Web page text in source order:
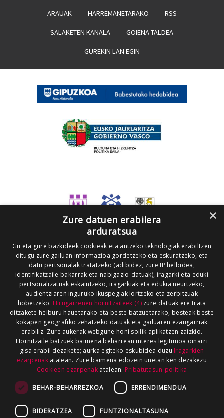
ARAUAK HARREMANETARAKO RSS
SALAKETEN KANALA GOIENA TALDEA
GUREKIN LAN EGIN
×
Zure datuen erabilera
arduratsua
Gu eta gure bazkideek cookieak eta antzeko teknologiak erabiltzen
ditugu zure gailuan informazioa gordetzeko eta eskuratzeko, eta
datu pertsonalak tratatzeko (adibidez, zure IP helbidea,
identifikatzaile bakarrak eta nabigazio-datuak), iragarki eta eduki
pertsonalizatuak eskaintzeko, iragarkiak eta edukia neurtzeko,
audientziaren inguruko ikuspegiak lortzeko eta zerbitzuak
hobetzeko. Hirugarrenen hornitzaileek (4)zure datuak ere trata
ditzakete helburu hauetarako eta beste batzuetarako, besteak beste
kokapen geografiko zehatzeko datuak eta gailuaren ezaugarriak
erabiliz. Zure aukerak webgune honi soilik aplikatzen zaizkio.
Hornitzaile batzuek baimena beharrean interes legitimoa oinarri
gisa erabil dezakete; aurka egiteko eskubidea duzu Iragarkien
ezarpenakatalean. Zure baimena edozein unetan ken dezakezu
Cookieen ezarpenak atalean. Pribatutasun-politika
BEHAR-BEHARREZKOA ERRENDIMENDUA
BIDERATZEA FUNTZIONALTASUNA